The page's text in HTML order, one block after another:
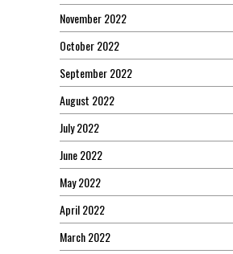
November 2022
October 2022
September 2022
August 2022
July 2022
June 2022
May 2022
April 2022
March 2022